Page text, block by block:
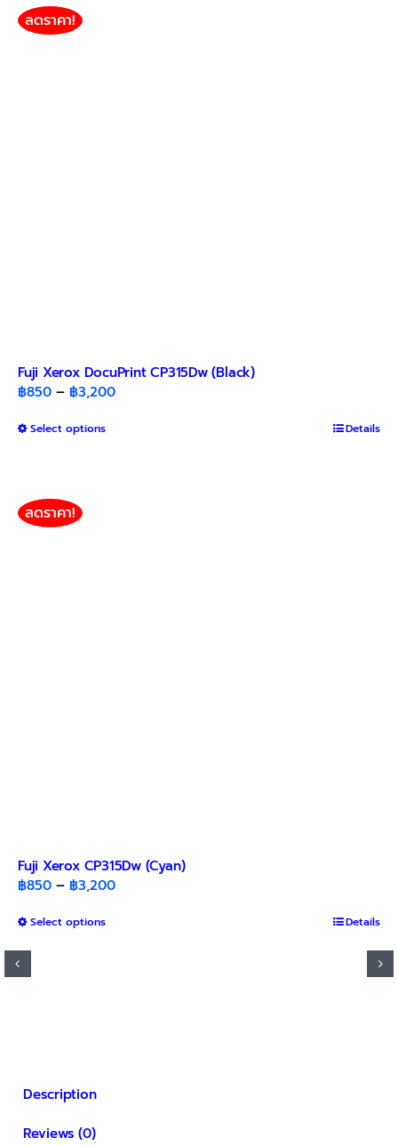
ลดราคา!
Fuji Xerox DocuPrint CP315Dw (Black)
฿850 – ฿3,200Price
Select optionsThis
Details
ลดราคา!
Fuji Xerox CP315Dw (Cyan)
฿850 – ฿3,200Price
Select optionsThis
Details
Description
Reviews (0)